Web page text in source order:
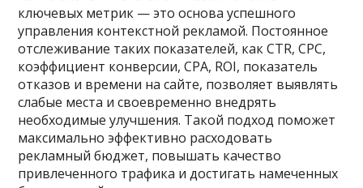
ключевых метрик — это основа успешного
управления контекстной рекламой. Постоянное
отслеживание таких показателей, как CTR, CPC,
коэффициент конверсии, CPA, ROI, показатель
отказов и времени на сайте, позволяет выявлять
слабые места и своевременно внедрять
необходимые улучшения. Такой подход поможет
максимально эффективно расходовать
рекламный бюджет, повышать качество
привлеченного трафика и достигать намеченных